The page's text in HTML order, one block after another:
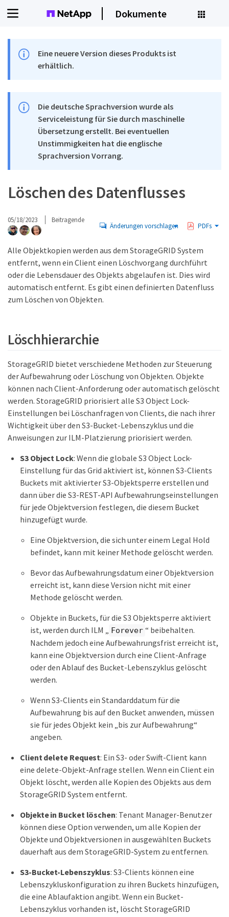
Dokumente
Eine neuere Version dieses Produkts ist
erhältlich.
Die deutsche Sprachversion wurde als
Serviceleistung für Sie durch maschinelle
Übersetzung erstellt. Bei eventuellen
Unstimmigkeiten hat die englische
Sprachversion Vorrang.
Löschen des Datenflusses
05/18/2023 Beitragende
Änderungen vorschlagen PDFs
Alle Objektkopien werden aus dem StorageGRID System
entfernt, wenn ein Client einen Löschvorgang durchführt
oder die Lebensdauer des Objekts abgelaufen ist. Dies wird
automatisch entfernt. Es gibt einen definierten Datenfluss
zum Löschen von Objekten.
Löschhierarchie
StorageGRID bietet verschiedene Methoden zur Steuerung
der Aufbewahrung oder Löschung von Objekten. Objekte
können nach Client-Anforderung oder automatisch gelöscht
werden. StorageGRID priorisiert alle S3 Object Lock-
Einstellungen bei Löschanfragen von Clients, die nach ihrer
Wichtigkeit über den S3-Bucket-Lebenszyklus und die
Anweisungen zur ILM-Platzierung priorisiert werden.
S3 Object Lock: Wenn die globale S3 Object Lock-
Einstellung für das Grid aktiviert ist, können S3-Clients
Buckets mit aktivierter S3-Objektsperre erstellen und
dann über die S3-REST-API Aufbewahrungseinstellungen
für jede Objektversion festlegen, die diesem Bucket
hinzugefügt wurde.
Eine Objektversion, die sich unter einem Legal Hold
befindet, kann mit keiner Methode gelöscht werden.
Bevor das Aufbewahrungsdatum einer Objektversion
erreicht ist, kann diese Version nicht mit einer
Methode gelöscht werden.
Objekte in Buckets, für die S3 Objektsperre aktiviert
ist, werden durch ILM „
Forever “ beibehalten.
Nachdem jedoch eine Aufbewahrungsfrist erreicht ist,
kann eine Objektversion durch eine Client-Anfrage
oder den Ablauf des Bucket-Lebenszyklus gelöscht
werden.
Wenn S3-Clients ein Standarddatum für die
Aufbewahrung bis auf den Bucket anwenden, müssen
sie für jedes Objekt kein „bis zur Aufbewahrung“
angeben.
Client delete Request: Ein S3- oder Swift-Client kann
eine delete-Objekt-Anfrage stellen. Wenn ein Client ein
Objekt löscht, werden alle Kopien des Objekts aus dem
StorageGRID System entfernt.
Objekte in Bucket löschen: Tenant Manager-Benutzer
können diese Option verwenden, um alle Kopien der
Objekte und Objektversionen in ausgewählten Buckets
dauerhaft aus dem StorageGRID-System zu entfernen.
S3-Bucket-Lebenszyklus: S3-Clients können eine
Lebenszykluskonfiguration zu ihren Buckets hinzufügen,
die eine Ablaufaktion angibt. Wenn ein Bucket-
Lebenszyklus vorhanden ist, löscht StorageGRID